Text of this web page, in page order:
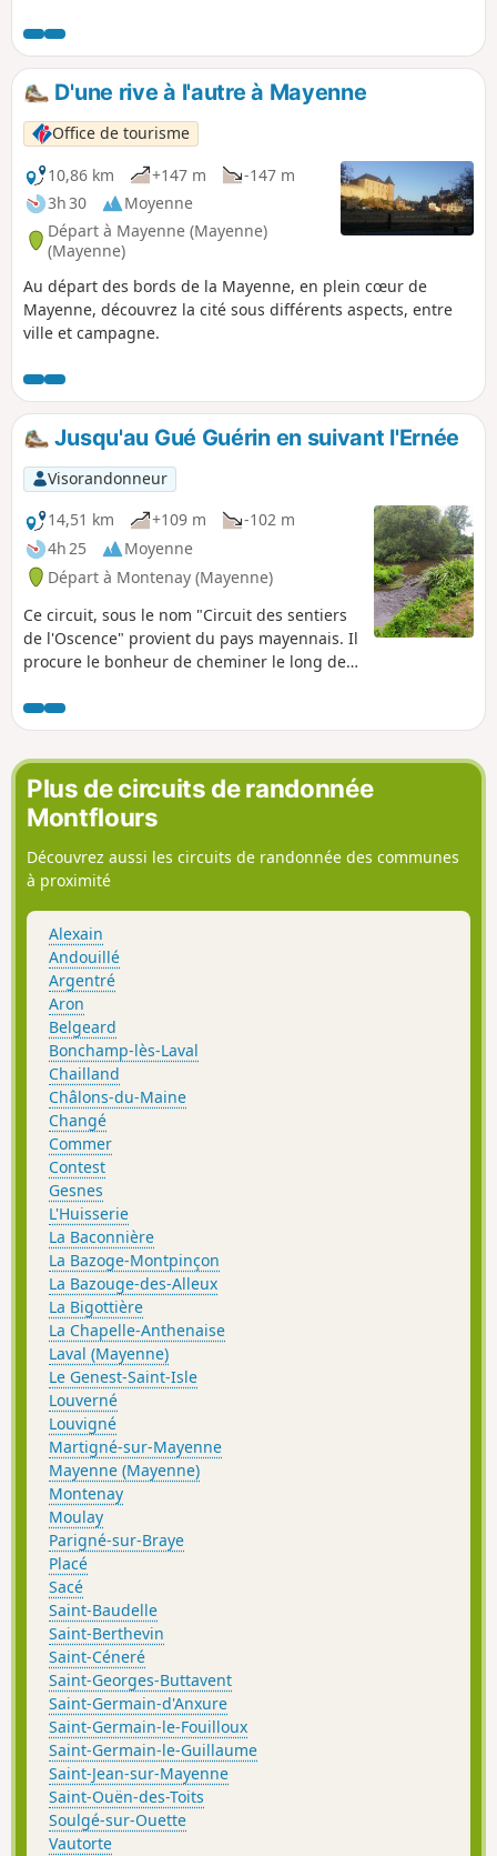
Cet itinéraire, à faire en vélo ou à pied sur la journée
permet de relier la ville au village tout en empruntant une
coulée verte à travers la ville de Mayenne, puis en
traversant les paysages champêtres et vallonnés de Saint-
Georges-Buttavent. Il parcourt aussi une bonne part de la
forêt de Salair près de Fontaine-Daniel. Pour raccourcir le
parcours, on peut laisser de côté le passage à Mayenne et
commencer ailleurs pour faire une boucle autour de
Fontaine-Daniel.
D'une rive à l'autre à Mayenne
Office de tourisme
10,86 km
+147 m
-147 m
3h 30
Moyenne
Départ à Mayenne (Mayenne)
(Mayenne)
Au départ des bords de la Mayenne, en plein cœur de
Mayenne, découvrez la cité sous différents aspects, entre
ville et campagne.
Jusqu'au Gué Guérin en suivant l'Ernée
Visorandonneur
14,51 km
+109 m
-102 m
4h 25
Moyenne
Départ à Montenay (Mayenne)
Ce circuit, sous le nom "Circuit des sentiers
de l'Oscence" provient du pays mayennais. Il
procure le bonheur de cheminer le long de
affluent de la Loire, ainsi que dans de
magnifiques chemins creux.
Plus de circuits de randonnée
Montflours
Découvrez aussi les circuits de randonnée des communes
à proximité
Alexain
Andouillé
Argentré
Aron
Belgeard
Bonchamp-lès-Laval
Chailland
Châlons-du-Maine
Changé
Commer
Contest
Gesnes
L'Huisserie
La Baconnière
La Bazoge-Montpinçon
La Bazouge-des-Alleux
La Bigottière
La Chapelle-Anthenaise
Laval (Mayenne)
Le Genest-Saint-Isle
Louverné
Louvigné
Martigné-sur-Mayenne
Mayenne (Mayenne)
Montenay
Moulay
Parigné-sur-Braye
Placé
Sacé
Saint-Baudelle
Saint-Berthevin
Saint-Céneré
Saint-Georges-Buttavent
Saint-Germain-d'Anxure
Saint-Germain-le-Fouilloux
Saint-Germain-le-Guillaume
Saint-Jean-sur-Mayenne
Saint-Ouën-des-Toits
Soulgé-sur-Ouette
Vautorte